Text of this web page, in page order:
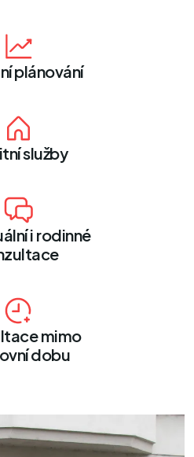
plánování
služby
i rodinné
mimo
dobu